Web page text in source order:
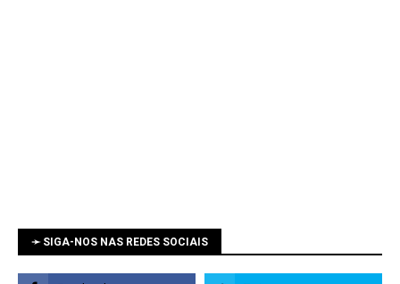
➛ SIGA-NOS NAS REDES SOCIAIS